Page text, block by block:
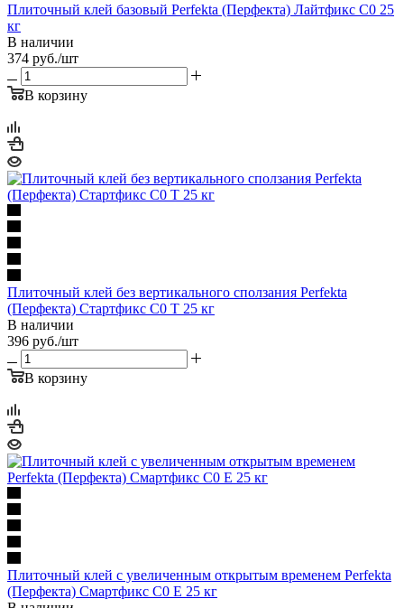
Плиточный клей базовый Perfekta (Перфекта) Лайтфикс C0 25
кг
В наличии
374 руб./шт
В корзину
Плиточный клей без вертикального сползания Perfekta
(Перфекта) Стартфикс C0 T 25 кг
В наличии
396 руб./шт
В корзину
Плиточный клей с увеличенным открытым временем Perfekta
(Перфекта) Смартфикс C0 E 25 кг